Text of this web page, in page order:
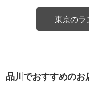
東京のラ
品川でおすすめのお